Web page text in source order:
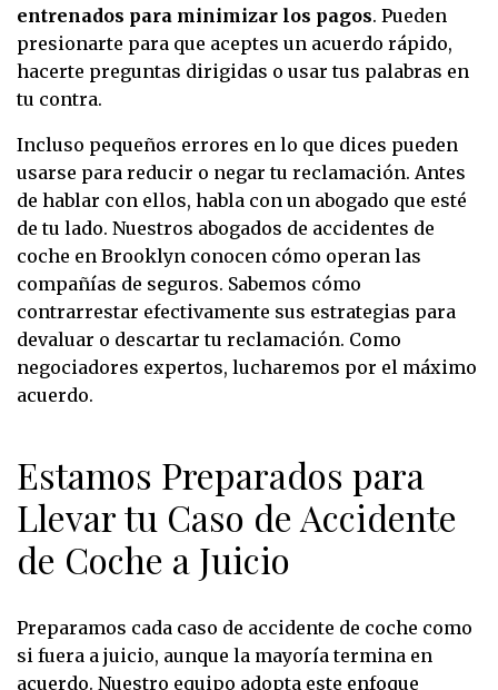
entrenados para minimizar los pagos. Pueden
presionarte para que aceptes un acuerdo rápido,
hacerte preguntas dirigidas o usar tus palabras en
tu contra.
Incluso pequeños errores en lo que dices pueden
usarse para reducir o negar tu reclamación. Antes
de hablar con ellos, habla con un abogado que esté
de tu lado. Nuestros abogados de accidentes de
coche en Brooklyn conocen cómo operan las
compañías de seguros. Sabemos cómo
contrarrestar efectivamente sus estrategias para
devaluar o descartar tu reclamación. Como
negociadores expertos, lucharemos por el máximo
acuerdo.
Estamos Preparados para
Llevar tu Caso de Accidente
de Coche a Juicio
Preparamos cada caso de accidente de coche como
si fuera a juicio, aunque la mayoría termina en
acuerdo. Nuestro equipo adopta este enfoque